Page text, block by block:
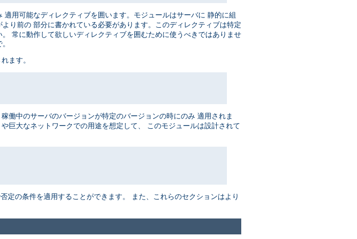
用可能なディレクティブを囲います。モジュールはサーバに 静的に組
より前の 部分に書かれている必要があります。このディレクティブは特定
常に動作して欲しいディレクティブを囲むために使うべきではありませ
ます。
働中のサーバのバージョンが特定のバージョンの時にのみ 適用されま
巨大なネットワークでの用途を想定して、 このモジュールは設計されて
定の条件を適用することができます。 また、これらのセクションはより